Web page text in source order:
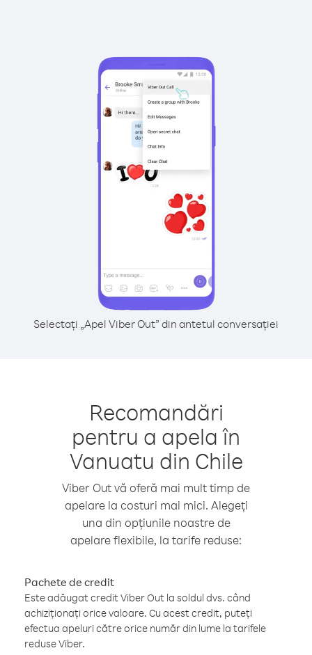
Selectați „Apel Viber Out” din antetul conversației
Recomandări
pentru a apela în
Vanuatu din Chile
Viber Out vă oferă mai mult timp de
apelare la costuri mai mici. Alegeți
una din opțiunile noastre de
apelare flexibile, la tarife reduse:
Pachete de credit
Este adăugat credit Viber Out la soldul dvs. când
achiziționați orice valoare. Cu acest credit, puteți
efectua apeluri către orice număr din lume la tarifele
reduse Viber.